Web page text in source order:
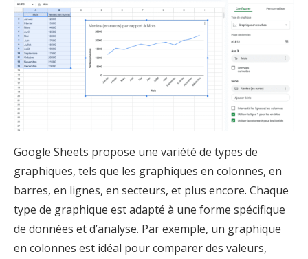
Google Sheets propose une variété de types de
graphiques, tels que les graphiques en colonnes, en
barres, en lignes, en secteurs, et plus encore. Chaque
type de graphique est adapté à une forme spécifique
de données et d’analyse. Par exemple, un graphique
en colonnes est idéal pour comparer des valeurs,